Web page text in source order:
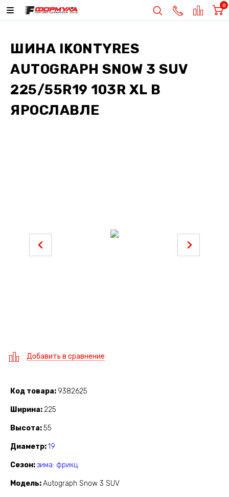
0
ШИНА IKONTYRES
AUTOGRAPH SNOW 3 SUV
225/55R19 103R XL В
ЯРОСЛАВЛЕ
Добавить в сравнение
Код товара 9382625
Ширина 225
Высота 55
Диаметр 19
Сезон зима: фрикц.
Модель Autograph Snow 3 SUV